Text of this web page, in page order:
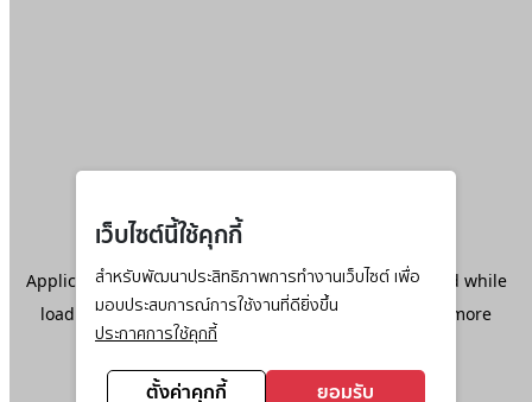
เว็บไซต์นี้ใช้คุกกี้
สำหรับพัฒนาประสิทธิภาพการทำงานเว็บไซต์ เพื่อ
มอบประสบการณ์การใช้งานที่ดียิ่งขึ้น
ประกาศการใช้คุกกี้
ตั้งค่าคุกกี้ ยอมรับ
Application error: aclient-side exception has occurred while
loadingwww.ktc.co.th(see the browser console
for more
information).